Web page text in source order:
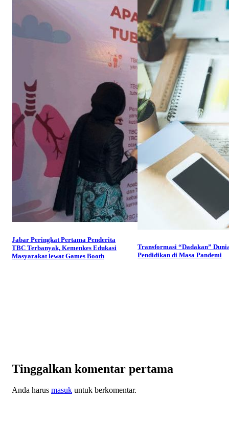
Jabar Peringkat Pertama Penderita
TBC Terbanyak, Kemenkes Edukasi
Masyarakat lewat Games Booth
Transformasi “Dadakan”
Pendidikan di Masa Pandemi
Tinggalkan komentar pertama
Anda harus masuk untuk berkomentar.